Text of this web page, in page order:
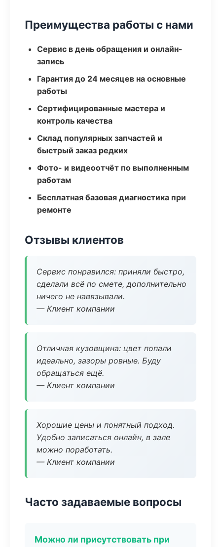
Преимущества работы с нами
Сервис в день обращения и онлайн-
запись
Гарантия до 24 месяцев на основные
работы
Сертифицированные мастера и
контроль качества
Склад популярных запчастей и
быстрый заказ редких
Фото- и видеоотчёт по выполненным
работам
Бесплатная базовая диагностика при
ремонте
Отзывы клиентов
Сервис понравился: приняли быстро,
сделали всё по смете, дополнительно
ничего не навязывали.
— Клиент компании
Отличная кузовщина: цвет попали
идеально, зазоры ровные. Буду
обращаться ещё.
— Клиент компании
Хорошие цены и понятный подход.
Удобно записаться онлайн, в зале
можно поработать.
— Клиент компании
Часто задаваемые вопросы
Можно ли присутствовать при